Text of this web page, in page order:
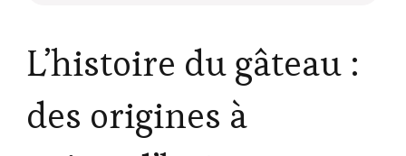
L’histoire du gâteau :
des origines à